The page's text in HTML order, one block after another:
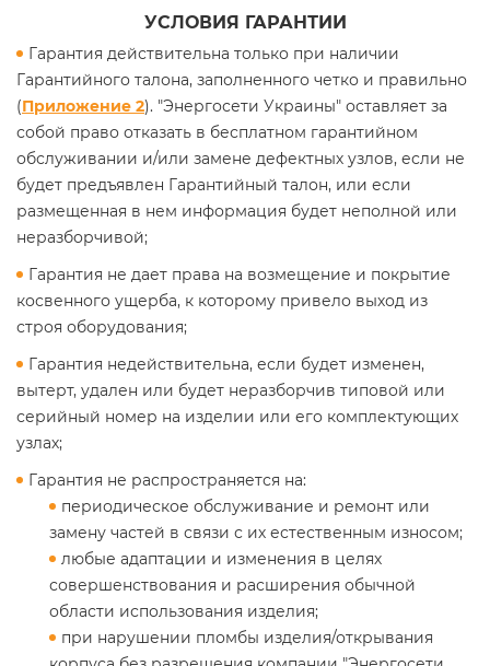
УСЛОВИЯ ГАРАНТИИ
Гарантия действительна только при наличии
Гарантийного талона, заполненного четко и правильно
(Приложение 2). "Энергосети Украины" оставляет за
собой право отказать в бесплатном гарантийном
обслуживании и/или замене дефектных узлов, если не
будет предъявлен Гарантийный талон, или если
размещенная в нем информация будет неполной или
неразборчивой;
Гарантия не дает права на возмещение и покрытие
косвенного ущерба, к которому привело выход из
строя оборудования;
Гарантия недействительна, если будет изменен,
вытерт, удален или будет неразборчив типовой или
серийный номер на изделии или его комплектующих
узлах;
Гарантия не распространяется на:
периодическое обслуживание и ремонт или
замену частей в связи с их естественным износом;
любые адаптации и изменения в целях
совершенствования и расширения обычной
области использования изделия;
при нарушении пломбы изделия/открывания